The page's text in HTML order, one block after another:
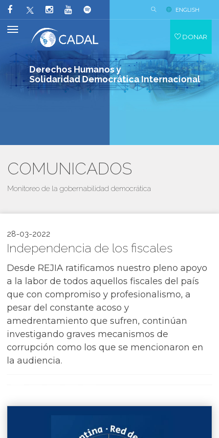
Derechos Humanos y
Solidaridad Democrática Internacional
ENGLISH
DONAR
COMUNICADOS
Monitoreo de la gobernabilidad democrática
28-03-2022
Independencia de los fiscales
Desde REJIA ratificamos nuestro pleno apoyo
a la labor de todos aquellos fiscales del país
que con compromiso y profesionalismo, a
pesar del constante acoso y
amedrentamiento que sufren, continúan
investigando graves mecanismos de
corrupción como los que se mencionaron en
la audiencia.